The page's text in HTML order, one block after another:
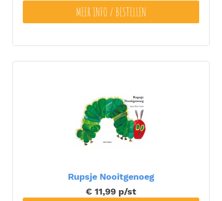
MEER INFO / BESTELLEN
Rupsje Nooitgenoeg
€ 11,99 p/st